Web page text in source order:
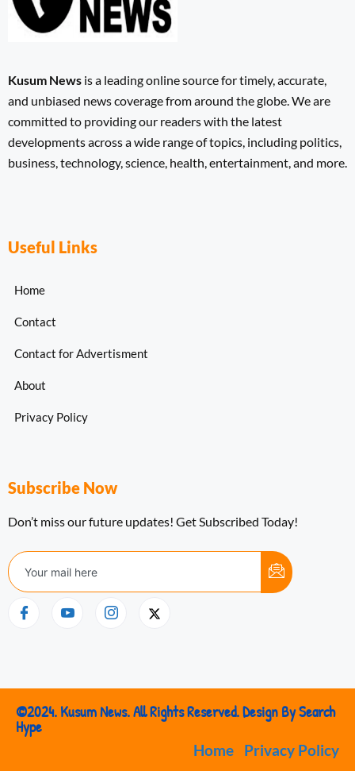
Kusum News is a leading online source for timely, accurate,
and unbiased news coverage from around the globe. We are
committed to providing our readers with the latest
developments across a wide range of topics, including politics,
business, technology, science, health, entertainment, and more.
Useful Links
Home
Contact
Contact for Advertisment
About
Privacy Policy
Subscribe Now
Don’t miss our future updates! Get Subscribed Today!
©2024. Kusum News. All Rights Reserved. Design By Search
Hype
Home Privacy Policy